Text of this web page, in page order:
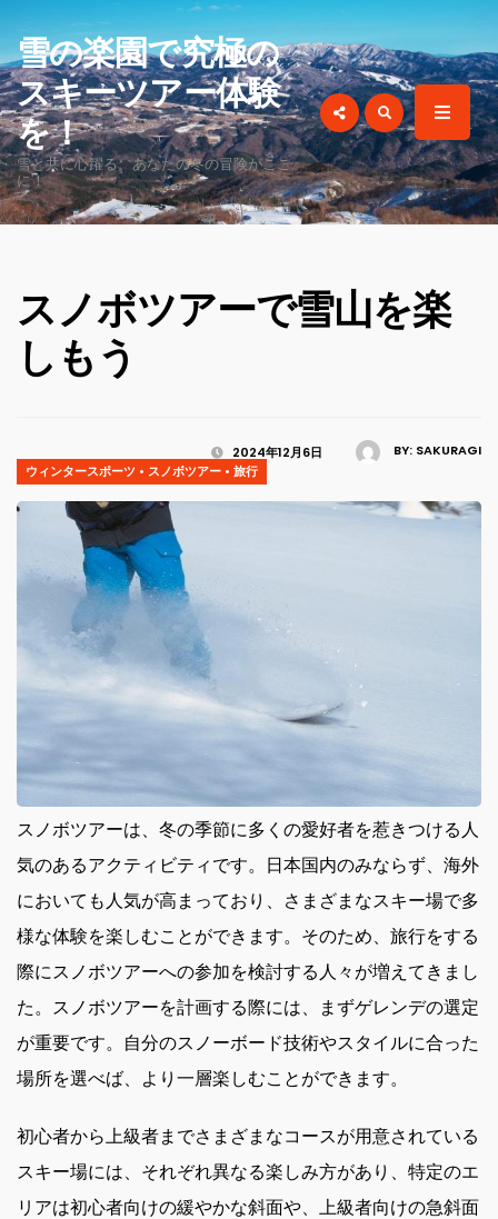
for:
雪の楽園で究極の
スキーツアー体験
を！
雪と共に心躍る、あなたの冬の冒険がここ
に！
スノボツアーで雪山を楽
しもう
BY: SAKURAGI
2024年12月6日
ウィンタースポーツ • スノボツアー • 旅行
スノボツアーは、冬の季節に多くの愛好者を惹きつける人
気のあるアクティビティです。
日本国内のみならず、海外
においても人気が高まっており、さまざまなスキー場で多
様な体験を楽しむことができます。そのため、旅行をする
際にスノボツアーへの参加を検討する人々が増えてきまし
た。スノボツアーを計画する際には、まずゲレンデの選定
が重要です。自分のスノーボード技術やスタイルに合った
場所を選べば、より一層楽しむことができます。
初心者から上級者までさまざまなコースが用意されている
スキー場には、それぞれ異なる楽しみ方があり、特定のエ
リアは初心者向けの緩やかな斜面や、上級者向けの急斜面